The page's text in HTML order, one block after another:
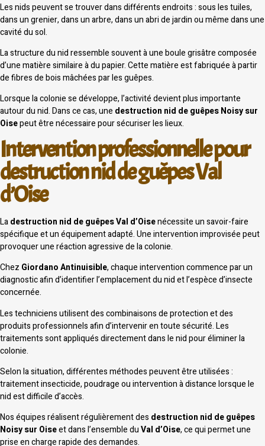
Les nids peuvent se trouver dans différents endroits : sous les tuiles,
dans un grenier, dans un arbre, dans un abri de jardin ou même dans une
cavité du sol.
La structure du nid ressemble souvent à une boule grisâtre composée
d’une matière similaire à du papier. Cette matière est fabriquée à partir
de fibres de bois mâchées par les guêpes.
Lorsque la colonie se développe, l’activité devient plus importante
autour du nid. Dans ce cas, une destruction nid de guêpes Noisy sur
Oisepeut être nécessaire pour sécuriser les lieux.
Intervention professionnelle pour
destruction nid de guêpes Val
d’Oise
Ladestruction nid de guêpes Val d’Oisenécessite un savoir-faire
spécifique et un équipement adapté. Une intervention improvisée peut
provoquer une réaction agressive de la colonie.
Chez Giordano Antinuisible, chaque intervention commence par un
diagnostic afin d’identifier l’emplacement du nid et l’espèce d’insecte
concernée.
Les techniciens utilisent des combinaisons de protection et des
produits professionnels afin d’intervenir en toute sécurité. Les
traitements sont appliqués directement dans le nid pour éliminer la
colonie.
Selon la situation, différentes méthodes peuvent être utilisées :
traitement insecticide, poudrage ou intervention à distance lorsque le
nid est difficile d’accès.
Nos équipes réalisent régulièrement des destruction nid de guêpes
Noisy sur Oiseet dans l’ensemble duVal d’Oise, ce qui permet une
prise en charge rapide des demandes.